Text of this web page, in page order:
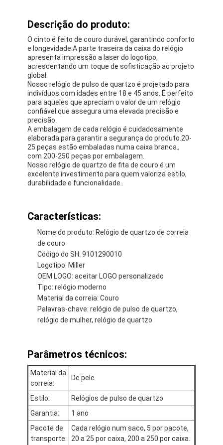
Início
Produtos
Sobre nós
Descrição do produto:
O cinto é feito de couro durável, garantindo conforto
e longevidade.A parte traseira da caixa do relógio
apresenta impressão a laser do logotipo,
acrescentando um toque de sofisticação ao projeto
global.
Nosso relógio de pulso de quartzo é projetado para
indivíduos com idades entre 18 e 45 anos. É perfeito
para aqueles que apreciam o valor de um relógio
confiável.que assegura uma elevada precisão e
precisão.
A embalagem de cada relógio é cuidadosamente
elaborada para garantir a segurança do produto.20-
25 peças estão embaladas numa caixa branca.,
com 200-250 peças por embalagem.
Nosso relógio de quartzo de fita de couro é um
excelente investimento para quem valoriza estilo,
durabilidade e funcionalidade..
Características:
Nome do produto: Relógio de quartzo de correia
de couro
Código do SH: 9101290010
Logotipo: Miller
OEM LOGO: aceitar LOGO personalizado
Tipo: relógio moderno
Material da correia: Couro
Palavras-chave: relógio de pulso de quartzo,
relógio de mulher, relógio de quartzo
Parâmetros técnicos:
Material da
correia:
De pele
Estilo:
Relógios de pulso de quartzo
Garantia:
1 ano
Pacote de
transporte:
Cada relógio num saco, 5 por pacote,
20 a 25 por caixa, 200 a 250 por caixa.